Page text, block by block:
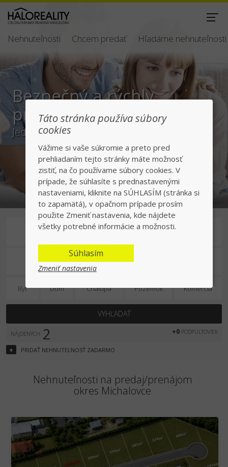
Nehnuteľnosti Chcem predať Hľadáme nehnuteľnosti
Bezpečný a rýchly
predaj/kúpa
Jednotka v realitách na slovenskom trhu
Predaj/prenájom
Byt Dom Chalupa Pozemok Komercia
VYHĽADAŤ
NÁJDENÝCH 2 +0 PODPULTOVIEK
+ PRIDAŤ NEHNUTEĽNOSŤ ZADARMO
Nehnuteľnosti na predaj/prenájom
okres Michalovce
Táto stránka používa súbory
cookies
Vážime si vaše súkromie a preto pred
prehliadaním tejto stránky máte možnosť
zistiť, na čo používame súbory cookies. V
prípade, že súhlasíte s prednastavenými
nastaveniami, kliknite na SÚHLASÍM (stránka si
to zapamätá), v opačnom prípade prosím
použite Zmeniť nastavenia, kde nájdete
všetky potrebné informácie a možnosti.
Súhlasím
Zmeniť nastavenia